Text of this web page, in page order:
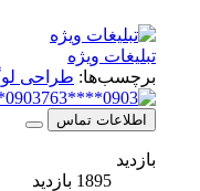
تبلیغات ویژه
برچسب‌ها:طراحی لوگو
0903****763
اطلاعات تماس